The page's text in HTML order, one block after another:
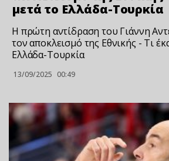
μετά το Ελλάδα-Τουρκία
Η πρώτη αντίδραση του Γιάννη
τον αποκλεισμό της Εθνικής - Τι
Ελλάδα-Τουρκία
13/09/2025 00:49